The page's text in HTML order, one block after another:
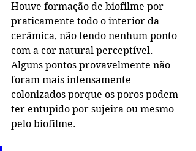
Houve formação de biofilme por
praticamente todo o interior da
cerâmica, não tendo nenhum ponto
com a cor natural perceptível.
Alguns pontos provavelmente não
foram mais intensamente
colonizados porque os poros podem
ter entupido por sujeira ou mesmo
pelo biofilme.